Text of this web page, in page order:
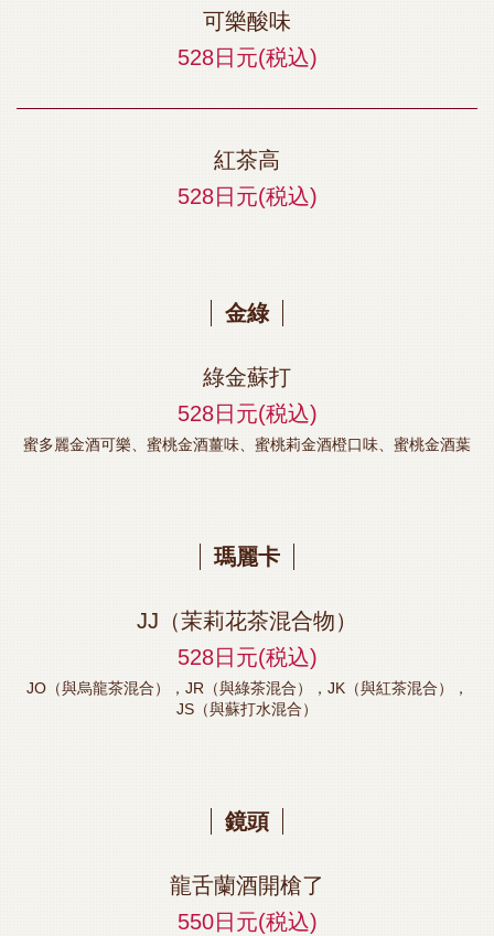
可樂酸味
528日元(税込)
紅茶高
528日元(税込)
金綠
綠金蘇打
528日元(税込)
蜜多麗金酒可樂、蜜桃金酒薑味、蜜桃莉金酒橙口味、蜜桃金酒葉
瑪麗卡
JJ（茉莉花茶混合物）
528日元(税込)
JO（與烏龍茶混合），JR（與綠茶混合），JK（與紅茶混合），
JS（與蘇打水混合）
鏡頭
龍舌蘭酒開槍了
550日元(税込)
この店舗情報をシェアする
飲料 | 【個室完備】120品食べ飲み放題 サムギョプサル